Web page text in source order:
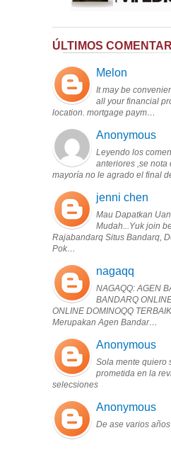
ÚLTIMOS
Melon
It may be
all your financial
location. mortgage paym…
Anonymous
Leyendo los
anteriores ,se nota
mayoría no le agrado el final
jenni chen
Mau Dapatkan
Mudah...Yuk join
Rajabandarq Situs Bandarq,
Pok…
nagaqq
NAGAQQ: AGEN
BANDARQ
ONLINE DOMINOQQ
Merupakan Agen Bandar…
Anonymous
Sola mente quiero
prometida en la
selecsiones
Anonymous
De ase varios años